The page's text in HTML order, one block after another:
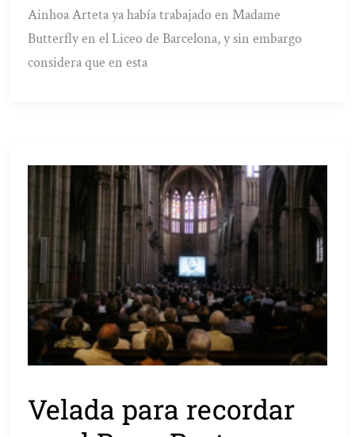
Ainhoa Arteta ya había trabajado en Madame
Butterfly en el Liceo de Barcelona, y sin embargo
considera que en esta
Velada para recordar